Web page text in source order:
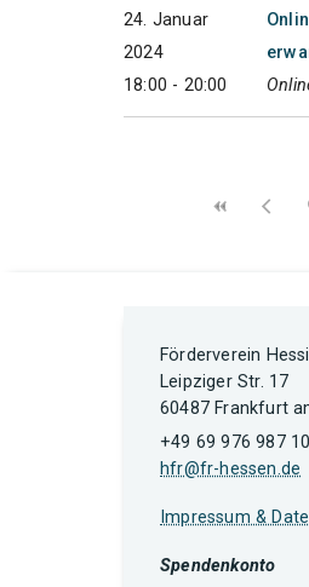
24. Januar
2024
18:00 - 20:00
Förderverein
Leipziger Str. 17
60487 Frankfurt
+49 69 976 987 10
hfr@fr-hessen.de
Impressum &
Spendenkonto